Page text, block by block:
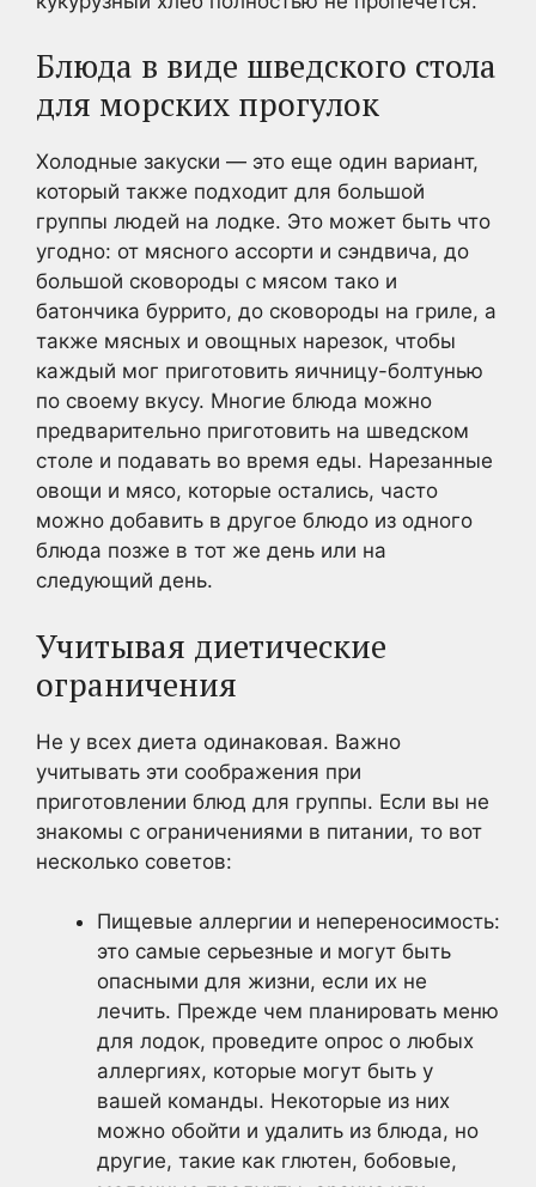
Блюда в виде шведского стола
для морских прогулок
Холодные закуски — это еще один вариант,
который также подходит для большой
группы людей на лодке. Это может быть что
угодно: от мясного ассорти и сэндвича, до
большой сковороды с мясом тако и
батончика буррито, до сковороды на гриле, а
также мясных и овощных нарезок, чтобы
каждый мог приготовить яичницу-болтунью
по своему вкусу. Многие блюда можно
предварительно приготовить на шведском
столе и подавать во время еды. Нарезанные
овощи и мясо, которые остались, часто
можно добавить в другое блюдо из одного
блюда позже в тот же день или на
следующий день.
Учитывая диетические
ограничения
Не у всех диета одинаковая. Важно
учитывать эти соображения при
приготовлении блюд для группы. Если вы не
знакомы с ограничениями в питании, то вот
несколько советов:
Пищевые аллергии и непереносимость:
это самые серьезные и могут быть
опасными для жизни, если их не
лечить. Прежде чем планировать меню
для лодок, проведите опрос о любых
аллергиях, которые могут быть у
вашей команды. Некоторые из них
можно обойти и удалить из блюда, но
другие, такие как глютен, бобовые,